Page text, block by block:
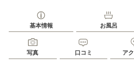
基本情報 お風呂
写真 口コミ ア